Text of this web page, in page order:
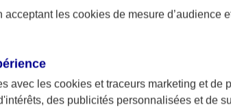
acceptant les cookies de mesure d’audience
avec les cookies et traceurs marketing et de
des publicités personnalisées et de